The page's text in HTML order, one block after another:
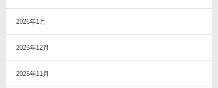
2026年1月
2025年12月
2025年11月